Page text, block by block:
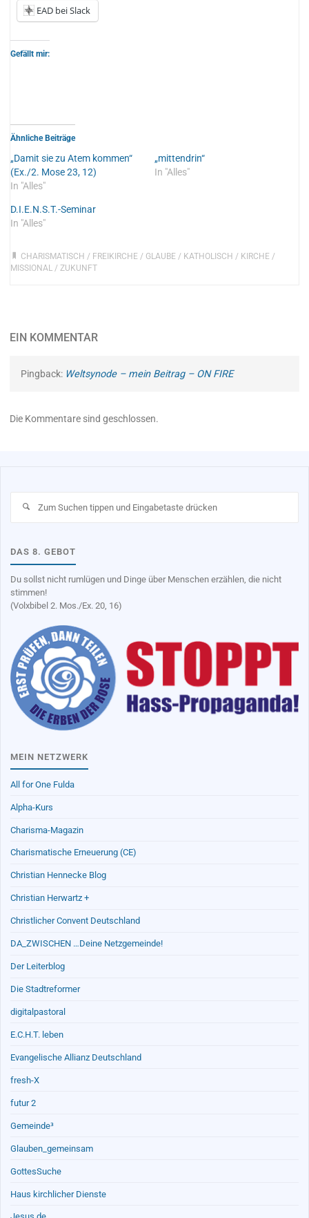
EAD bei Slack
Gefällt mir:
Ähnliche Beiträge
„Damit sie zu Atem kommen“
(Ex./2. Mose 23, 12)
In "Alles"
„mittendrin“
In "Alles"
D.I.E.N.S.T.-Seminar
In "Alles"
CHARISMATISCH / FREIKIRCHE / GLAUBE / KATHOLISCH / KIRCHE /
MISSIONAL /ZUKUNFT
EIN KOMMENTAR
Pingback: Weltsynode – mein Beitrag – ON FIRE
Die Kommentare sind geschlossen.
DAS 8. GEBOT
Du sollst nicht rumlügen und Dinge über Menschen erzählen, die nicht
stimmen!
(Volxbibel 2. Mos./Ex. 20, 16)
MEIN NETZWERK
All for One Fulda
Alpha-Kurs
Charisma-Magazin
Charismatische Erneuerung (CE)
Christian Hennecke Blog
Christian Herwartz +
Christlicher Convent Deutschland
DA_ZWISCHEN …Deine Netzgemeinde!
Der Leiterblog
Die Stadtreformer
digitalpastoral
E.C.H.T. leben
Evangelische Allianz Deutschland
fresh-X
futur 2
Gemeinde³
Glauben_gemeinsam
GottesSuche
Haus kirchlicher Dienste